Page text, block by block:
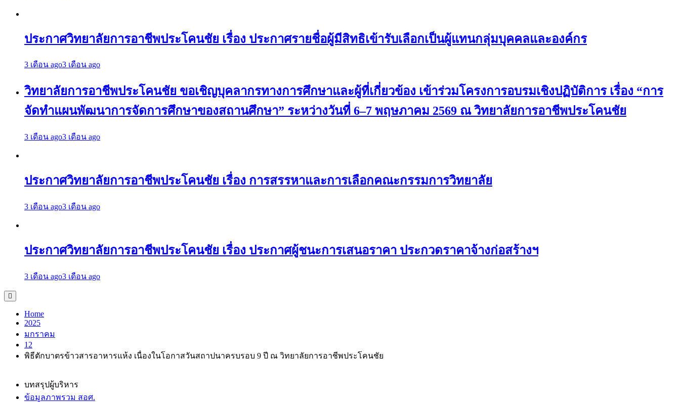
ประกาศวิทยาลัยการอาชีพประโคนชัย เรื่อง ประกาศรายชื่อผู้มีสิทธิเข้ารับเลือกเป็นผู้แทนกลุ่มบุคคลและองค์กร
3 เดือน ago3 เดือน ago
วิทยาลัยการอาชีพประโคนชัย ขอเชิญบุคลากรทางการศึกษาและผู้ที่เกี่ยวข้อง เข้าร่วมโครงการอบรมเชิงปฏิบัติการ เรื่อง “การ
จัดทำแผนพัฒนาการจัดการศึกษาของสถานศึกษา” ระหว่างวันที่ 6–7 พฤษภาคม 2569 ณ วิทยาลัยการอาชีพประโคนชัย
3 เดือน ago3 เดือน ago
ประกาศวิทยาลัยการอาชีพประโคนชัย เรื่อง การสรรหาและการเลือกคณะกรรมการวิทยาลัย
3 เดือน ago3 เดือน ago
ประกาศวิทยาลัยการอาชีพประโคนชัย เรื่อง ประกาศผู้ชนะการเสนอราคา ประกวดราคาจ้างก่อสร้างฯ
3 เดือน ago3 เดือน ago
Home
2025
มกราคม
12
พิธีตักบาตรข้าวสารอาหารแห้ง เนื่องในโอกาสวันสถาปนาครบรอบ 9 ปี ณ วิทยาลัยการอาชีพประโคนชัย
บทสรุปผู้บริหาร
ข้อมูลภาพรวม สอศ.